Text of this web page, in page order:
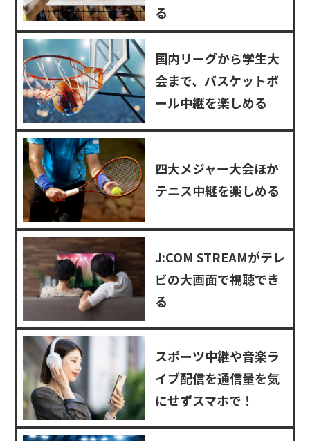
る
国内リーグから学生大
会まで、バスケットボ
ール中継を楽しめる
四大メジャー大会ほか
テニス中継を楽しめる
J:COM STREAMがテレ
ビの大画面で視聴でき
る
スポーツ中継や音楽ラ
イブ配信を通信量を気
にせずスマホで！